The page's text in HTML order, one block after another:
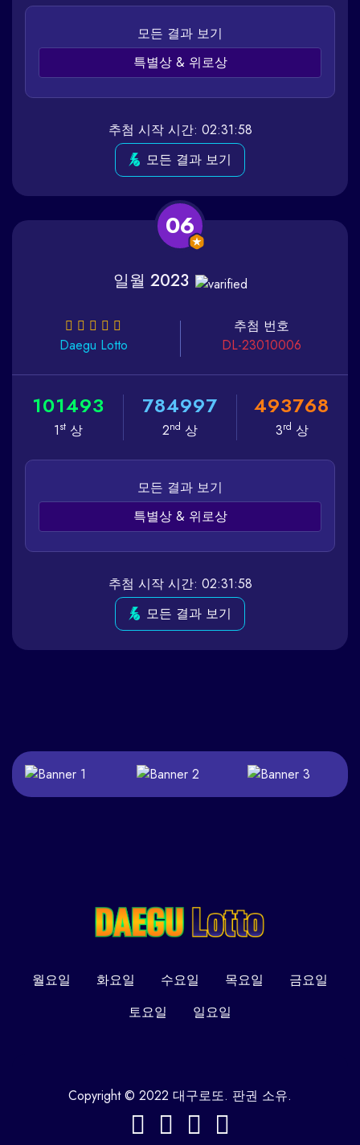
모든 결과 보기
특별상 & 위로상
추첨 시작 시간: 02:31:58
모든 결과 보기
06
일월 2023
Daegu Lotto
추첨 번호
DL-23010006
101493
1st상
784997
2nd 상
493768
3rd 상
모든 결과 보기
특별상 & 위로상
추첨 시작 시간: 02:31:58
모든 결과 보기
월요일 화요일 수요일 목요일
금요일
토요일
일요일
Copyright © 2022 대구로또. 판권 소유.